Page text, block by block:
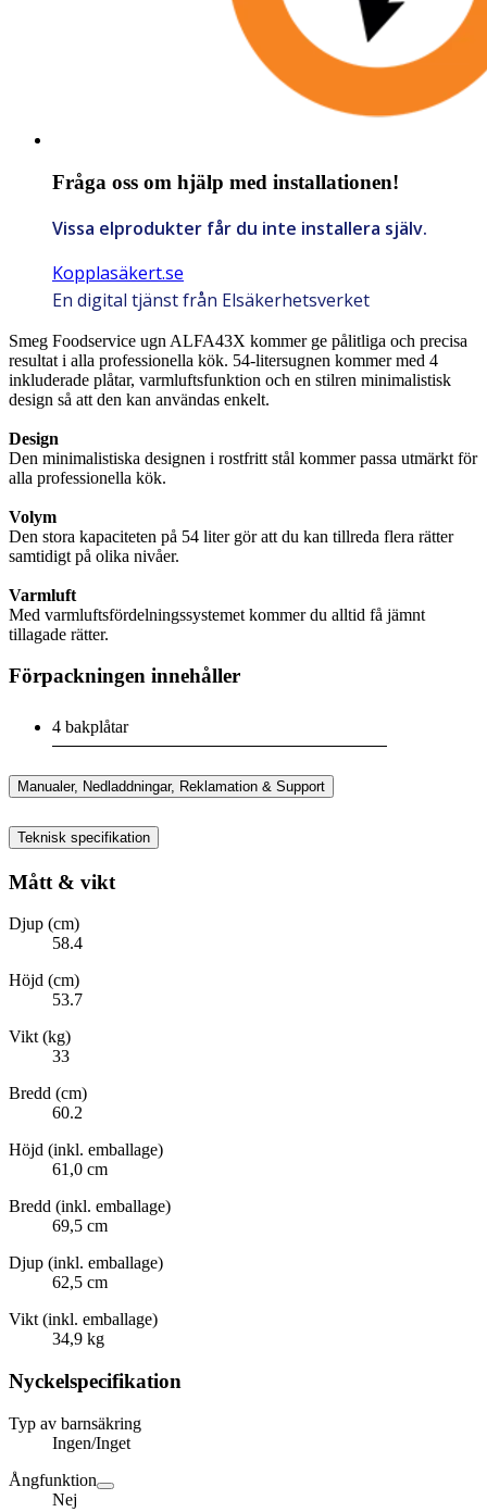
Fråga oss om hjälp med installationen!
Vissa elprodukter får du inte installera själv.
Kopplasäkert.se
En digital tjänst från Elsäkerhetsverket
Smeg Foodservice ugn ALFA43X kommer ge pålitliga och precisa
resultat i alla professionella kök. 54-litersugnen kommer med 4
inkluderade plåtar, varmluftsfunktion och en stilren minimalistisk
design så att den kan användas enkelt.
Design
Den minimalistiska designen i rostfritt stål kommer passa utmärkt för
alla professionella kök.
Volym
Den stora kapaciteten på 54 liter gör att du kan tillreda flera rätter
samtidigt på olika nivåer.
Varmluft
Med varmluftsfördelningssystemet kommer du alltid få jämnt
tillagade rätter.
Förpackningen innehåller
4 bakplåtar
Manualer, Nedladdningar, Reklamation & Support
Teknisk specifikation
Mått & vikt
Djup (cm)
58.4
Höjd (cm)
53.7
Vikt (kg)
33
Bredd (cm)
60.2
Höjd (inkl. emballage)
61,0 cm
Bredd (inkl. emballage)
69,5 cm
Djup (inkl. emballage)
62,5 cm
Vikt (inkl. emballage)
34,9 kg
Nyckelspecifikation
Typ av barnsäkring
Ingen/Inget
Ångfunktion
Nej